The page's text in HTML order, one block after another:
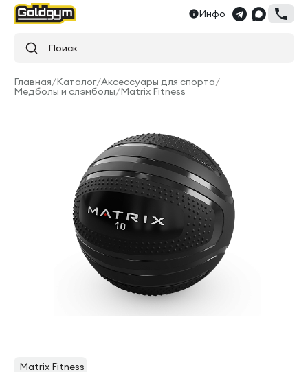
Инфо
Поиск
Главная/Каталог/Аксессуары для спорта/
Медболы и слэмболы/Matrix Fitness
Matrix Fitness